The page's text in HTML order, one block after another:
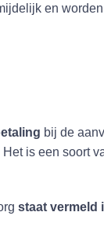
en
bij de
Het is een soort
staat vermeld